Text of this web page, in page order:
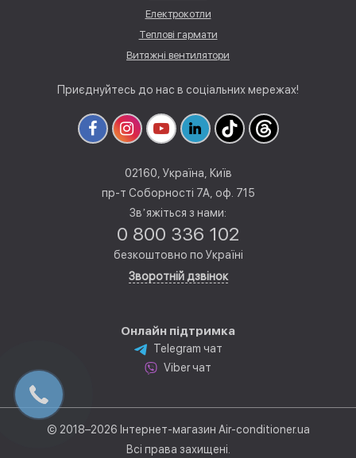
Електрокотли
Теплові гармати
Витяжні вентилятори
Приєднуйтесь до нас в соціальних мережах!
02160, Україна, Київ
пр-т Соборності 7А, оф. 715
Звʼяжіться з нами:
0 800 336 102
безкоштовно по Україні
Зворотній дзвінок
Онлайн підтримка
Telegram чат
Viber чат
© 2018–2026 Інтернет-магазин Air-conditioner.ua
Всі права захищені.